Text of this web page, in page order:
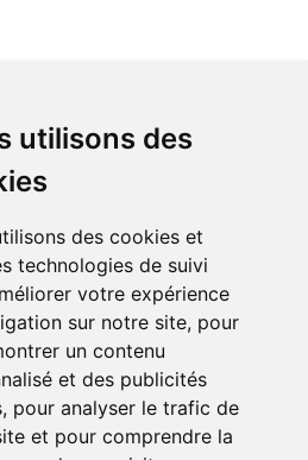
utilisons des
des cookies et
technologies de suivi
votre expérience
sur notre site, pour
un contenu
et des publicités
pour analyser le trafic de
et pour comprendre la
chercher votre commande à Amiens
(Fachon) ou recevez-là rapidement
réseaux sociaux
d’Amiens vous souhaitent de